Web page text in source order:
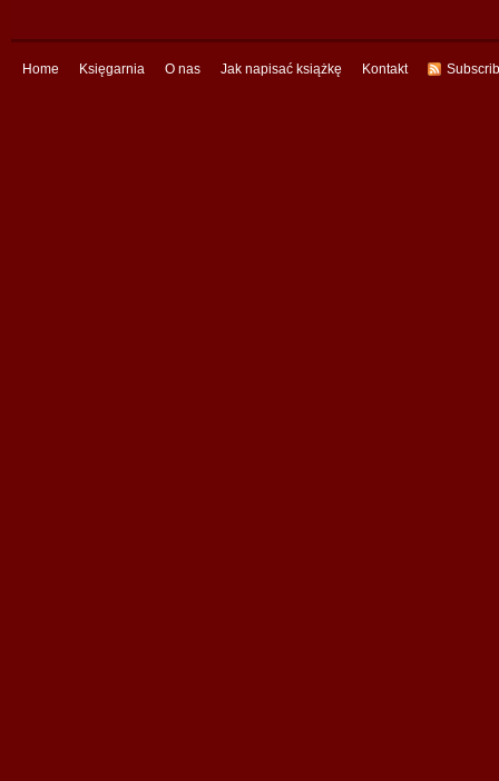
Home Księgarnia O nas Jak napisać książkę Kontakt